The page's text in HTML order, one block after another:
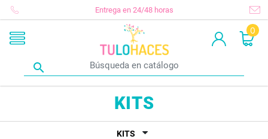
Entrega en 24/48 horas
0

KITS
KITS